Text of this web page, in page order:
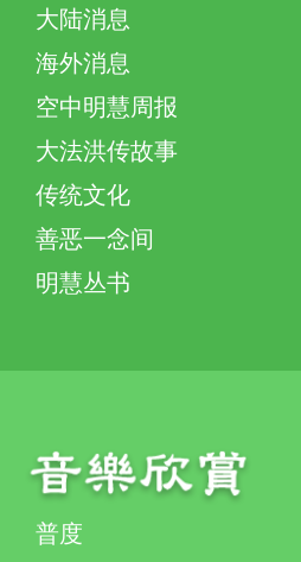
大陆消息
海外消息
空中明慧周报
大法洪传故事
传统文化
善恶一念间
明慧丛书
普度